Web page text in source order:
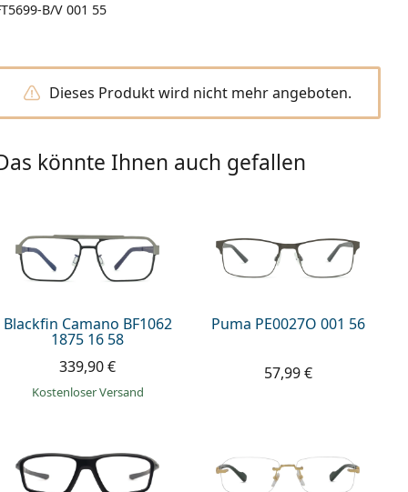
B/V 001 55
Dieses Produkt wird nicht mehr angeboten.
könnte Ihnen auch gefallen
Blackfin Camano BF1062
1875 16 58
339,90 €
Kostenloser Versand
Puma PE0027O 001 56
57,99 €